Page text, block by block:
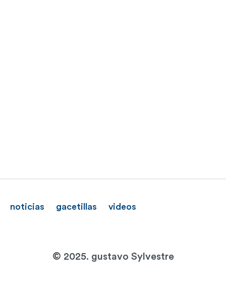
noticias gacetillas videos
© 2025. gustavo Sylvestre